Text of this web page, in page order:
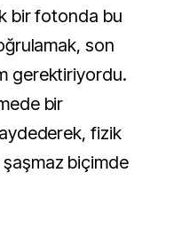
bir fotonda bu
son
gerektiriyordu.
bir
fizik
şaşmaz biçimde